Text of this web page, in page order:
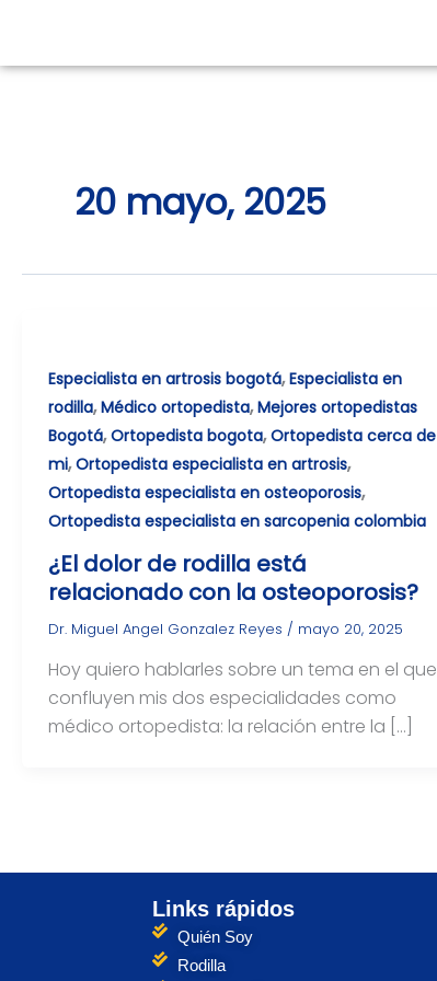
contenido
20 mayo, 2025
Especialista en artrosis bogotá,Especialista en
rodilla,Médico ortopedista,Mejores ortopedistas
Bogotá,Ortopedista bogota,Ortopedista cerca de
mi,Ortopedista especialista en artrosis,
Ortopedista especialista en osteoporosis,
Ortopedista especialista en sarcopenia colombia
¿El dolor de rodilla está
relacionado con la osteoporosis?
Dr. Miguel Angel Gonzalez Reyes / mayo 20, 2025
Hoy quiero hablarles sobre un tema en el que
confluyen mis dos especialidades como
médico ortopedista: la relación entre la […]
Links rápidos
Quién Soy
Rodilla